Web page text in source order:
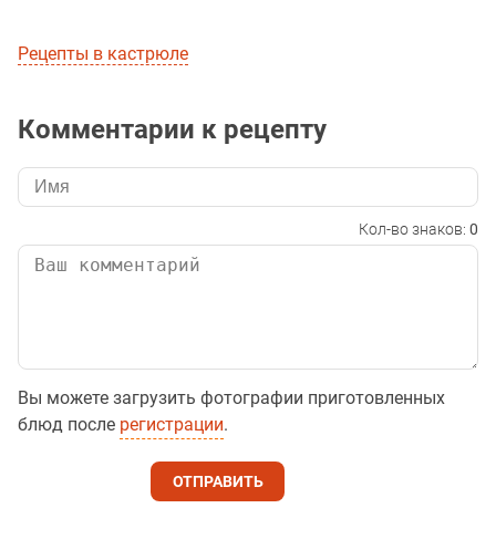
Рецепты в кастрюле
Комментарии к рецепту
Кол-во знаков: 0
Вы можете загрузить фотографии приготовленных
блюд после регистрации.
ОТПРАВИТЬ